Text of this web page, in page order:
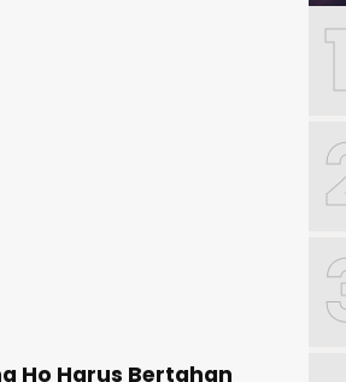
Ho Harus Bertahan